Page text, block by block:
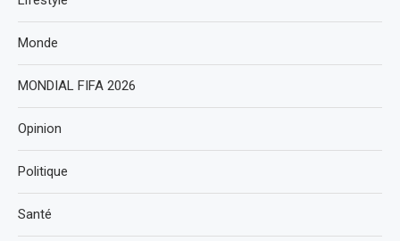
Monde
MONDIAL FIFA 2026
Opinion
Politique
Santé